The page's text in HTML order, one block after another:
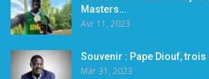
Masters…
Avr 11, 2023
Souvenir : Pape Diouf, trois
Mar 31, 2023